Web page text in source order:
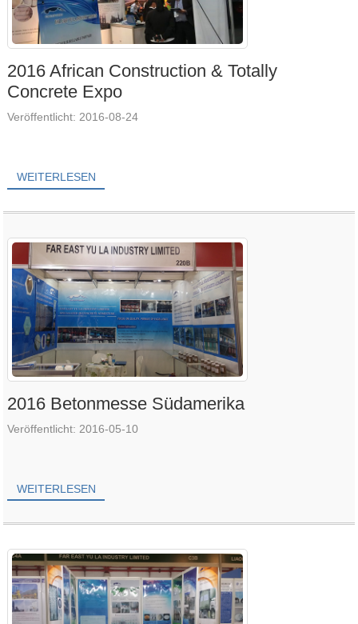
2016 African Construction & Totally
Concrete Expo
Veröffentlicht: 2016-08-24
WEITERLESEN
2016 Betonmesse Südamerika
Veröffentlicht: 2016-05-10
WEITERLESEN